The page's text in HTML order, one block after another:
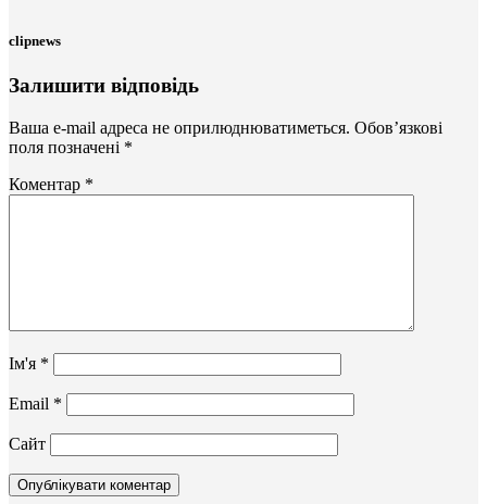
clipnews
Залишити відповідь
Ваша e-mail адреса не оприлюднюватиметься. Обов’язкові
поля позначені *
Коментар *
Ім'я *
Email *
Сайт